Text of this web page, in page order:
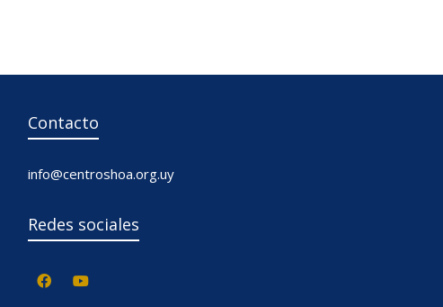
Contacto
info@centroshoa.org.uy
Redes sociales